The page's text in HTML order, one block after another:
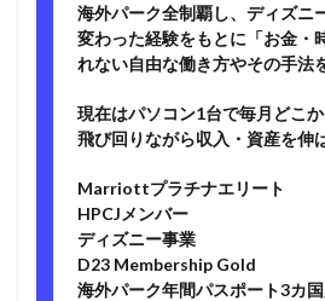
海外パーク全制覇し、ディズニ
変わった経験をもとに「お金・
れない自由な働き方やその手法
現在はパソコン1台で毎月どこ
飛び回りながら収入・資産を伸
Marriottプラチナエリート
HPCJメンバー
ディズニー事業
D23 Membership Gold
海外パーク年間パスポート3カ